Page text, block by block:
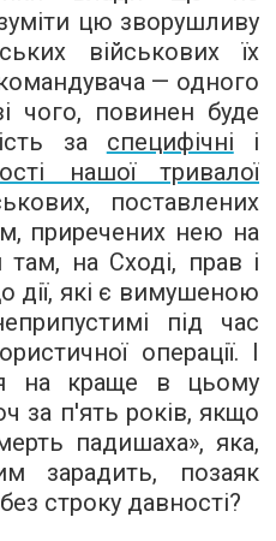
цю зворушливу
військових їх
— одного
чого, повинен буде
за специфічні і
нашої тривалої
поставлених
приречених нею на
на Сході, прав і
які є вимушеною
під час
операції. І
на краще в цьому
за п'ять років, якщо
падишаха», яка,
зарадить, позаяк
строку давності?